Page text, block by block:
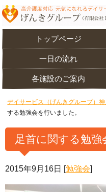
トップページ
一日の流れ
各施設のご案内
デイサービス（げんきグループ）
する勉強会を行いました。
足首に関する勉強
2015年9月16日 [勉強会]